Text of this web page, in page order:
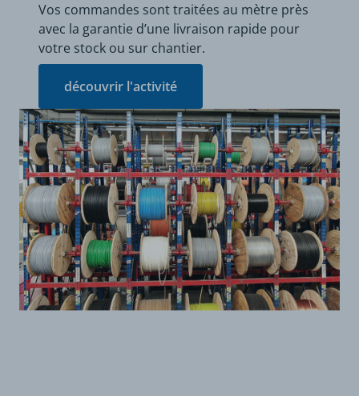
Vos commandes sont traitées au mètre près
avec la garantie d’une livraison rapide pour
votre stock ou sur chantier.
découvrir l'activité